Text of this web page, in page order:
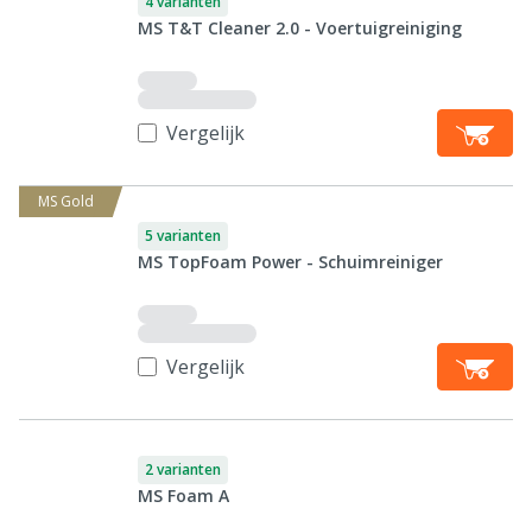
MS T&T Cleaner 2.0 - Voertuigreiniging
Vergelijk
MS Gold
5 varianten
MS TopFoam Power - Schuimreiniger
Vergelijk
2 varianten
MS Foam A